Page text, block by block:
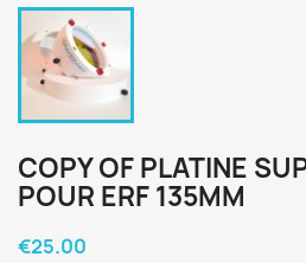
COPY OF PLATINE
POUR ERF 135MM
€25.00